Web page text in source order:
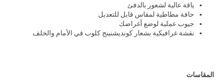
ياقة عالية لشعور بالدفئ
حافة مطاطية لمقاس قابل للتعديل
جيوب عملية لوضع أغراضك
نقشة غرافيكية بشعار كونديشنينج كلوب في الأمام والخلف
المقاسات